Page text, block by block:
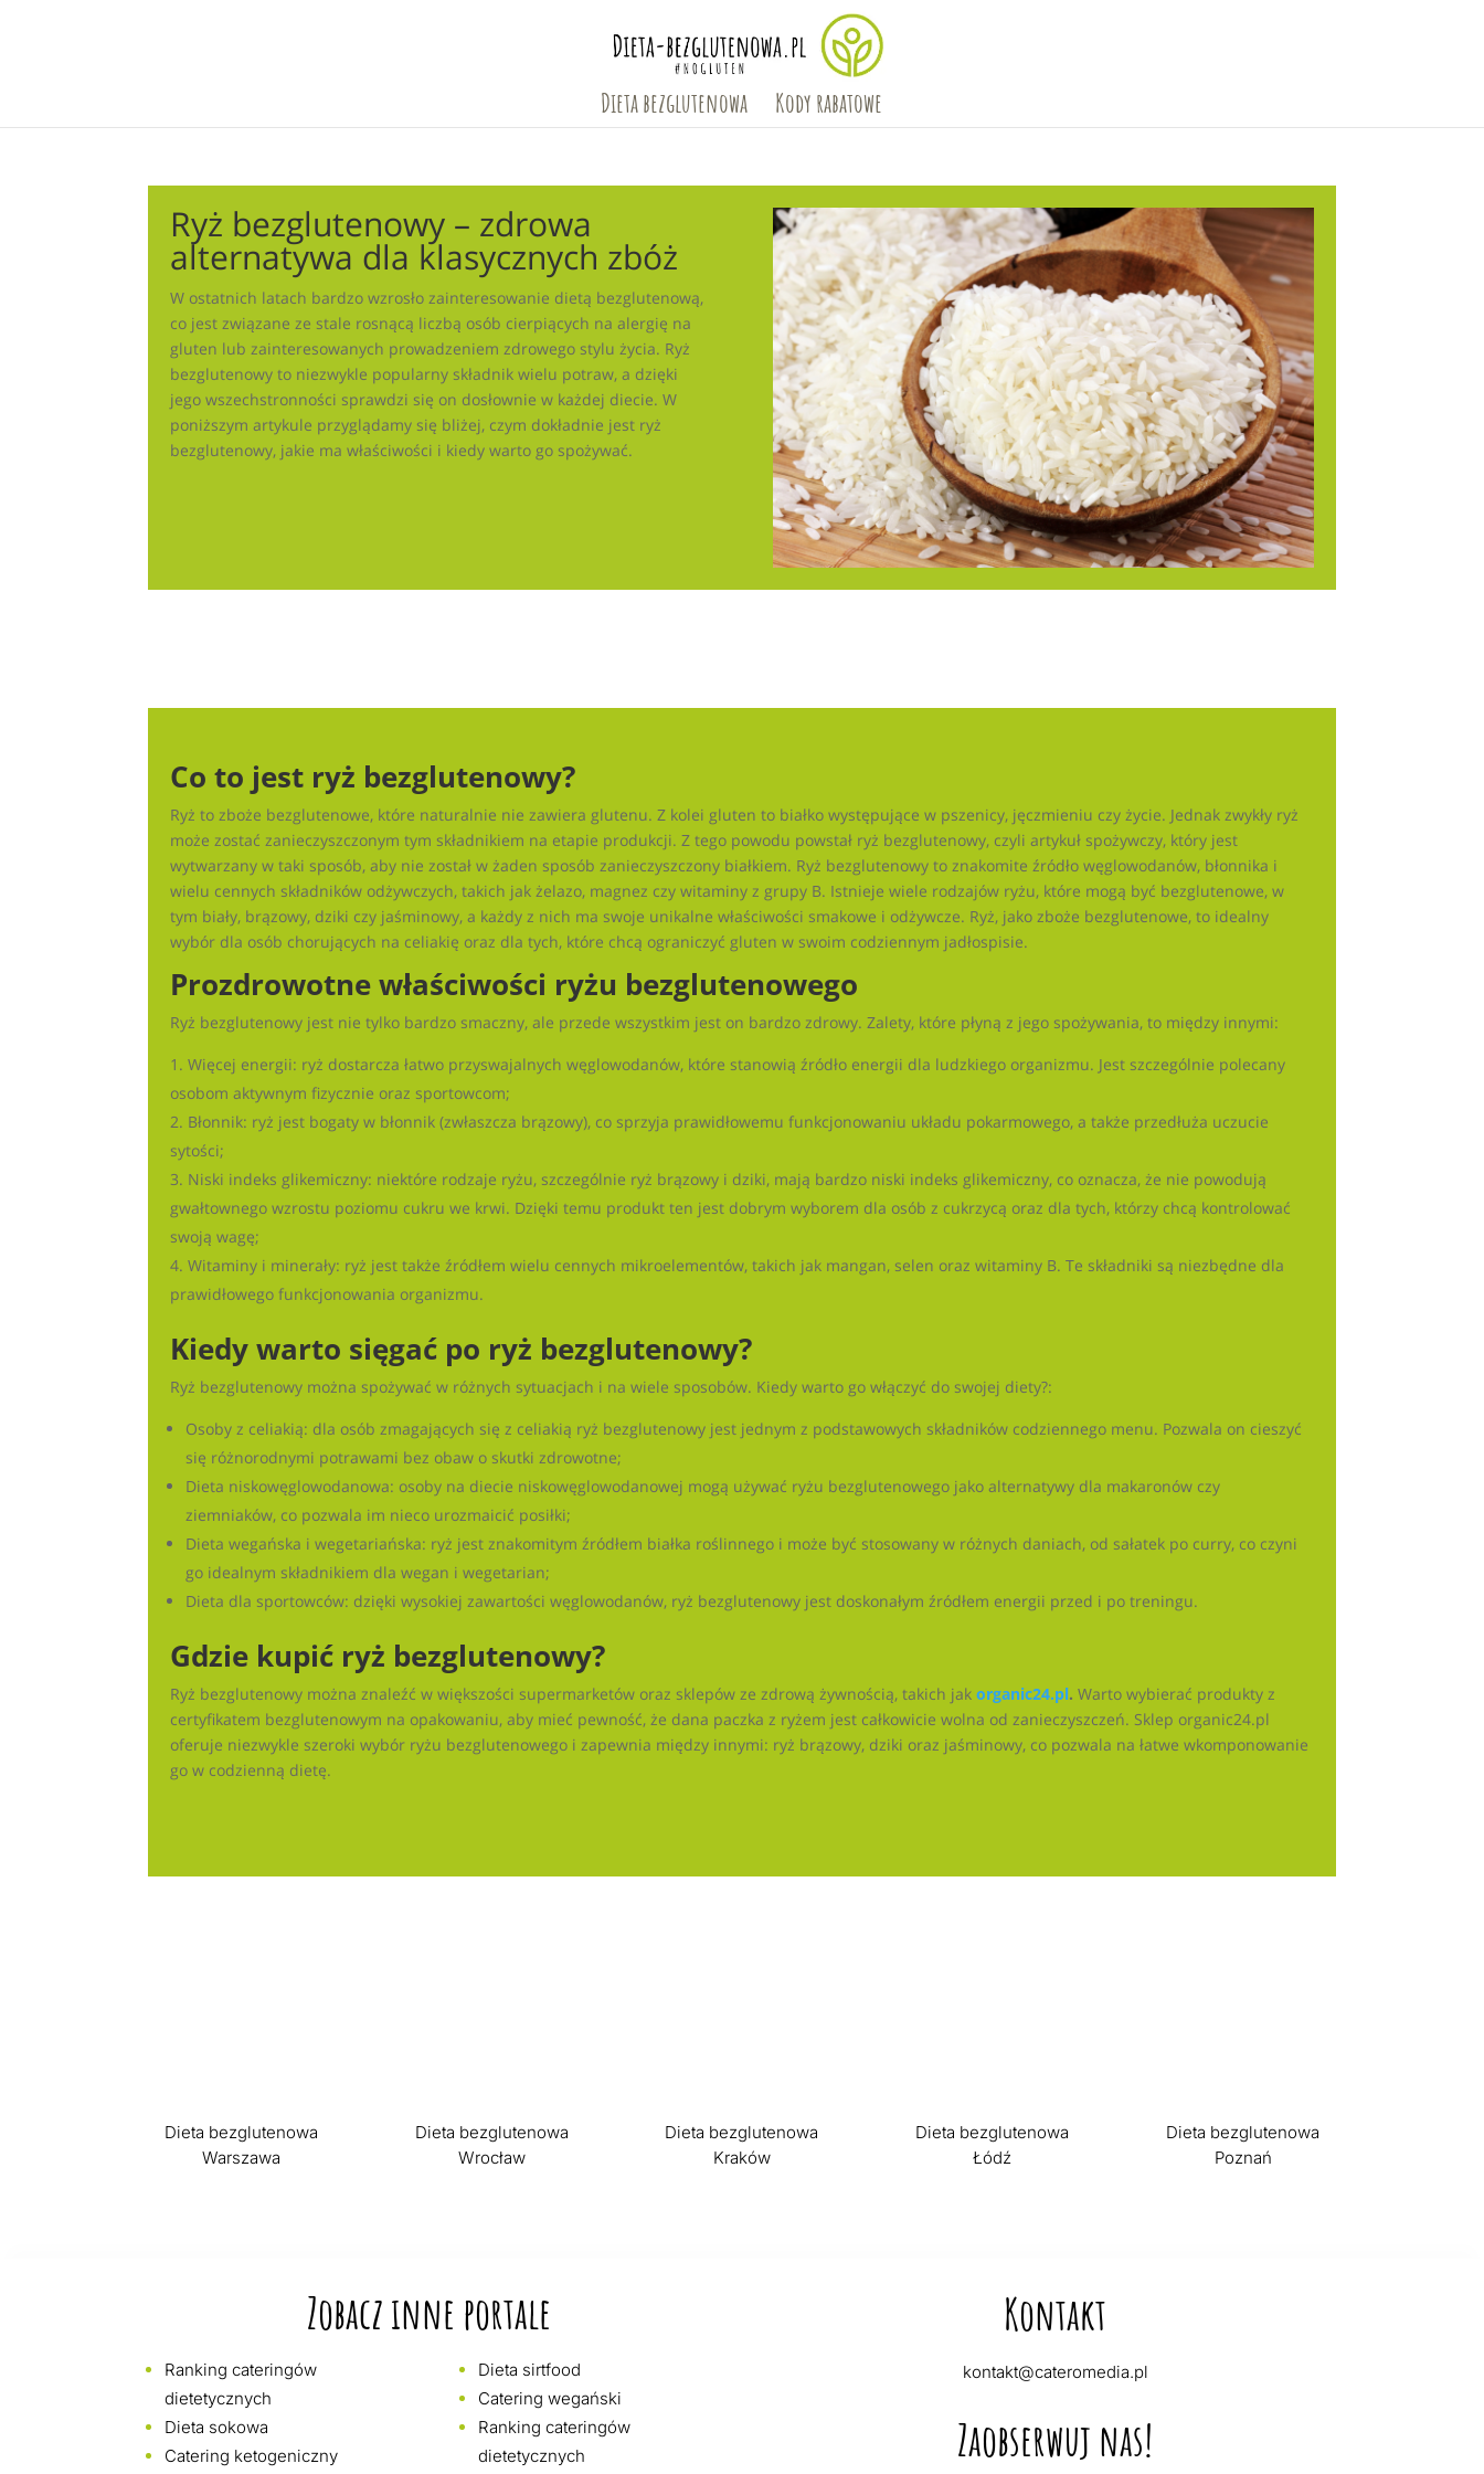
Dieta bezglutenowa Kody rabatowe
Ryż bezglutenowy – zdrowa
alternatywa dla klasycznych zbóż
W ostatnich latach bardzo wzrosło zainteresowanie dietą bezglutenową,
co jest związane ze stale rosnącą liczbą osób cierpiących na alergię na
gluten lub zainteresowanych prowadzeniem zdrowego stylu życia. Ryż
bezglutenowy to niezwykle popularny składnik wielu potraw, a dzięki
jego wszechstronności sprawdzi się on dosłownie w każdej diecie. W
poniższym artykule przyglądamy się bliżej, czym dokładnie jest ryż
bezglutenowy, jakie ma właściwości i kiedy warto go spożywać.
Co to jest ryż bezglutenowy?
Ryż to zboże bezglutenowe, które naturalnie nie zawiera glutenu. Z kolei gluten to białko występujące w pszenicy, jęczmieniu czy życie. Jednak zwykły ryż
może zostać zanieczyszczonym tym składnikiem na etapie produkcji. Z tego powodu powstał ryż bezglutenowy, czyli artykuł spożywczy, który jest
wytwarzany w taki sposób, aby nie został w żaden sposób zanieczyszczony białkiem. Ryż bezglutenowy to znakomite źródło węglowodanów, błonnika i
wielu cennych składników odżywczych, takich jak żelazo, magnez czy witaminy z grupy B. Istnieje wiele rodzajów ryżu, które mogą być bezglutenowe, w
tym biały, brązowy, dziki czy jaśminowy, a każdy z nich ma swoje unikalne właściwości smakowe i odżywcze. Ryż, jako zboże bezglutenowe, to idealny
wybór dla osób chorujących na celiakię oraz dla tych, które chcą ograniczyć gluten w swoim codziennym jadłospisie.
Prozdrowotne właściwości ryżu bezglutenowego
Ryż bezglutenowy jest nie tylko bardzo smaczny, ale przede wszystkim jest on bardzo zdrowy. Zalety, które płyną z jego spożywania, to między innymi:
Więcej energii: ryż dostarcza łatwo przyswajalnych węglowodanów, które stanowią źródło energii dla ludzkiego organizmu. Jest szczególnie polecany
osobom aktywnym fizycznie oraz sportowcom;
Błonnik: ryż jest bogaty w błonnik (zwłaszcza brązowy), co sprzyja prawidłowemu funkcjonowaniu układu pokarmowego, a także przedłuża uczucie
sytości;
Niski indeks glikemiczny: niektóre rodzaje ryżu, szczególnie ryż brązowy i dziki, mają bardzo niski indeks glikemiczny, co oznacza, że nie powodują
gwałtownego wzrostu poziomu cukru we krwi. Dzięki temu produkt ten jest dobrym wyborem dla osób z cukrzycą oraz dla tych, którzy chcą kontrolować
swoją wagę;
Witaminy i minerały: ryż jest także źródłem wielu cennych mikroelementów, takich jak mangan, selen oraz witaminy B. Te składniki są niezbędne dla
prawidłowego funkcjonowania organizmu.
Kiedy warto sięgać po ryż bezglutenowy?
Ryż bezglutenowy można spożywać w różnych sytuacjach i na wiele sposobów. Kiedy warto go włączyć do swojej diety?:
Osoby z celiakią: dla osób zmagających się z celiakią ryż bezglutenowy jest jednym z podstawowych składników codziennego menu. Pozwala on cieszyć
się różnorodnymi potrawami bez obaw o skutki zdrowotne;
Dieta niskowęglowodanowa: osoby na diecie niskowęglowodanowej mogą używać ryżu bezglutenowego jako alternatywy dla makaronów czy
ziemniaków, co pozwala im nieco urozmaicić posiłki;
Dieta wegańska i wegetariańska: ryż jest znakomitym źródłem białka roślinnego i może być stosowany w różnych daniach, od sałatek po curry, co czyni
go idealnym składnikiem dla wegan i wegetarian;
Dieta dla sportowców: dzięki wysokiej zawartości węglowodanów, ryż bezglutenowy jest doskonałym źródłem energii przed i po treningu.
Gdzie kupić ryż bezglutenowy?
Ryż bezglutenowy można znaleźć w większości supermarketów oraz sklepów ze zdrową żywnością, takich jak organic24.pl. Warto wybierać produkty z
certyfikatem bezglutenowym na opakowaniu, aby mieć pewność, że dana paczka z ryżem jest całkowicie wolna od zanieczyszczeń. Sklep organic24.pl
oferuje niezwykle szeroki wybór ryżu bezglutenowego i zapewnia między innymi: ryż brązowy, dziki oraz jaśminowy, co pozwala na łatwe wkomponowanie
go w codzienną dietę.
Dieta bezglutenowa
Warszawa
Dieta bezglutenowa
Wrocław
Dieta bezglutenowa
Kraków
Dieta bezglutenowa
Łódź
Dieta bezglutenowa
Poznań
Zobacz inne portale
Ranking cateringów
dietetycznych
Dieta sokowa
Catering ketogeniczny
Dieta sirtfood
Catering wegański
Ranking cateringów
dietetycznych
Kontakt
kontakt@cateromedia.pl
Zaobserwuj nas!